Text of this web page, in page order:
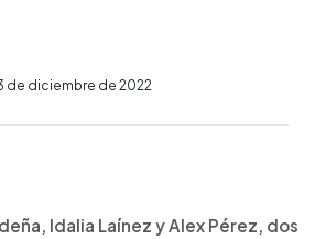
de diciembre de 2022
Idalia Laínez y Alex Pérez, dos